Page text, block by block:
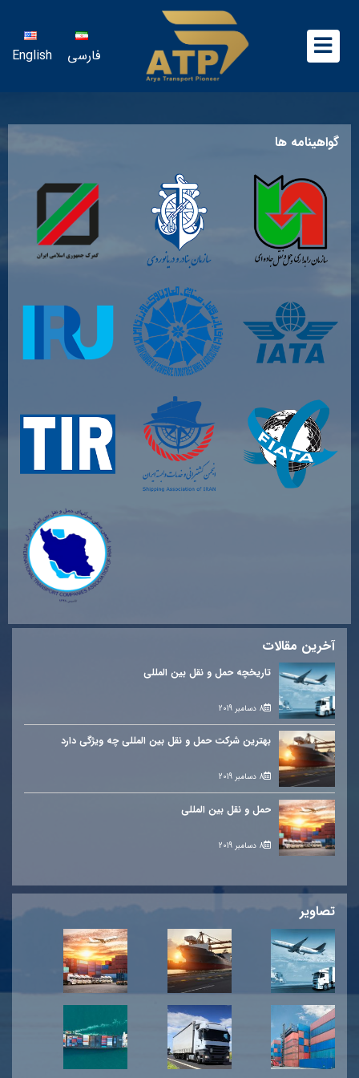
فارسی English
گواهینامه ها
آخرین مقالات
تاریخچه حمل و نقل بین المللی
8 دسامبر 2019
بهترین شرکت حمل و نقل بین المللی چه ویژگی دارد
8 دسامبر 2019
حمل و نقل بین المللی
8 دسامبر 2019
تصاویر